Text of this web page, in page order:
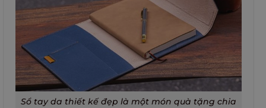
Sổ tay da thiết kế đẹp là một món quà tặng chia